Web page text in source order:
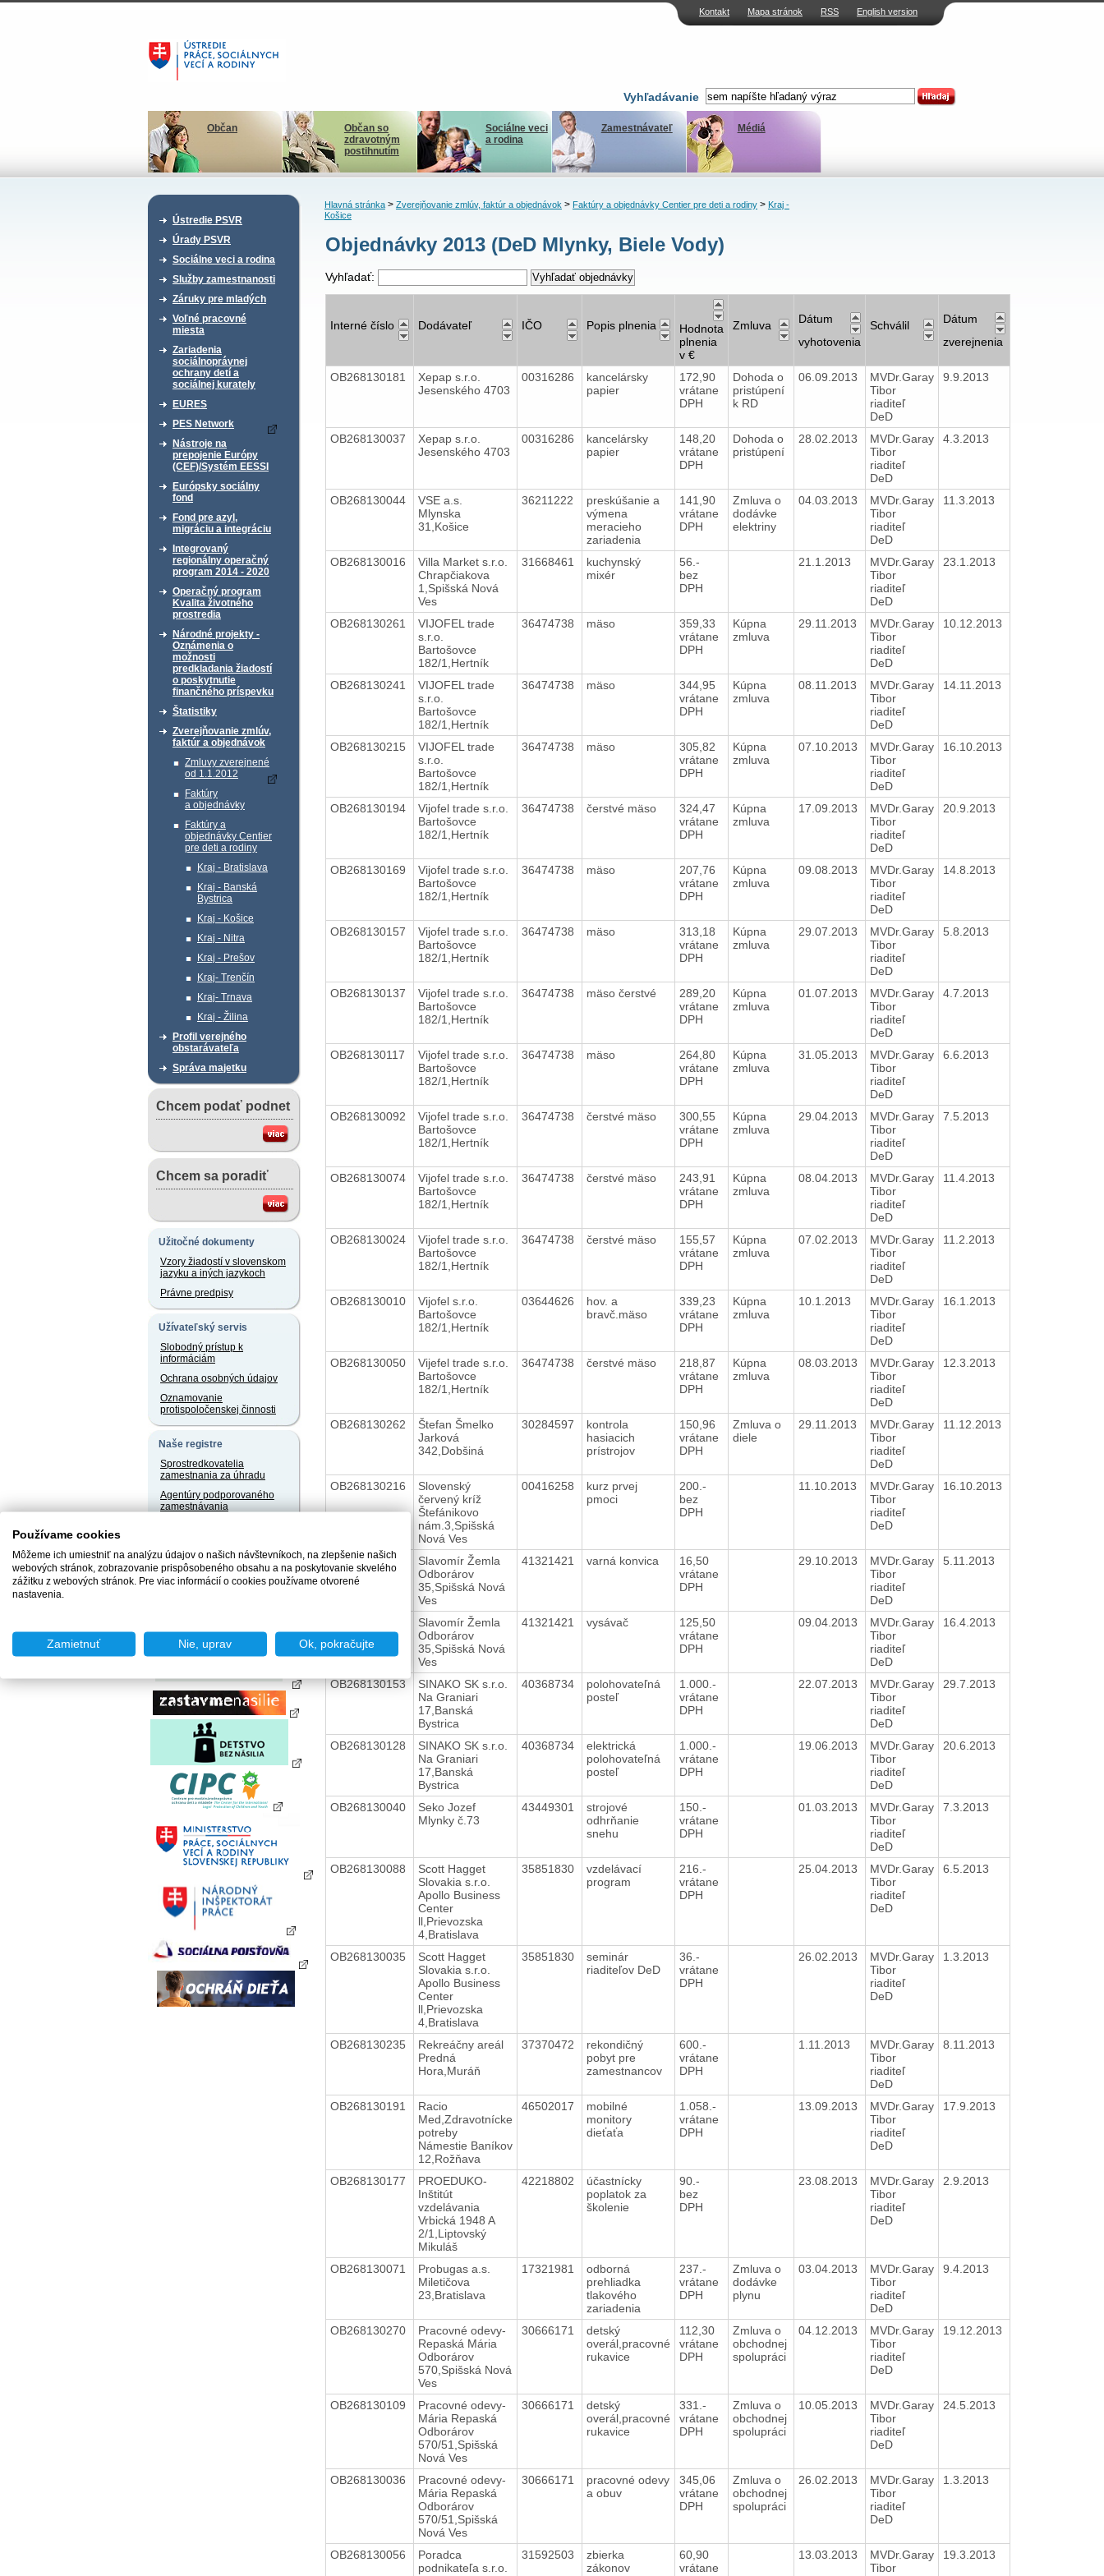
Kontakt Mapa stránok RSS English version
Vyhľadávanie
Občan
Občan so
zdravotným
postihnutím
Sociálne veci
a rodina
Zamestnávateľ Médiá
Ústredie PSVR
Úrady PSVR
Sociálne veci a rodina
Služby zamestnanosti
Záruky pre mladých
Voľné pracovné
miesta
Zariadenia
sociálnoprávnej
ochrany detí a
sociálnej kurately
EURES
PES Network
Nástroje na
prepojenie Európy
(CEF)/Systém EESSI
Európsky sociálny
fond
Fond pre azyl,
migráciu a integráciu
Integrovaný
regionálny operačný
program 2014 - 2020
Operačný program
Kvalita životného
prostredia
Národné projekty -
Oznámenia o
možnosti
predkladania žiadostí
o poskytnutie
finančného príspevku
Štatistiky
Zverejňovanie zmlúv,
faktúr a objednávok
Zmluvy zverejnené
od 1.1.2012
Faktúry
a objednávky
Faktúry a
objednávky Centier
pre deti a rodiny
Kraj - Bratislava
Kraj - Banská
Bystrica
Kraj - Košice
Kraj - Nitra
Kraj - Prešov
Kraj- Trenčín
Kraj- Trnava
Kraj - Žilina
Profil verejného
obstarávateľa
Správa majetku
Chcem podať podnet
Chcem sa poradiť
Užitočné dokumenty
Vzory žiadostí v slovenskom
jazyku a iných jazykoch
Právne predpisy
Užívateľský servis
Slobodný prístup k
informáciám
Ochrana osobných údajov
Oznamovanie
protispoločenskej činnosti
Naše registre
Sprostredkovatelia
zamestnania za úhradu
Agentúry podporovaného
zamestnávania
Sociálne podniky
Chránené dielne a
Hlavná stránka> Zverejňovanie zmlúv, faktúr a objednávok> Faktúry a objednávky Centier pre deti a rodiny> Kraj -
Košice
Objednávky 2013 (DeD Mlynky, Biele Vody)
Vyhľadať:
Interné číslo Dodávateľ IČO Popis plnenia
Hodnota
plnenia
v €
Zmluva
Dátum
vyhotovenia
Schválil
Dátum
zverejnenia
OB268130181
Xepap s.r.o.
Jesenského 4703
00316286
kancelársky
papier
172,90
vrátane
DPH
Dohoda o
pristúpení
k RD
06.09.2013
MVDr.Garay
Tibor
riaditeľ
DeD
9.9.2013
OB268130037
Xepap s.r.o.
Jesenského 4703
00316286
kancelársky
papier
148,20
vrátane
DPH
Dohoda o
pristúpení
28.02.2013
MVDr.Garay
Tibor
riaditeľ
DeD
4.3.2013
OB268130044
VSE a.s.
Mlynska
31,Košice
36211222
preskúšanie a
výmena
meracieho
zariadenia
141,90
vrátane
DPH
Zmluva o
dodávke
elektriny
04.03.2013
MVDr.Garay
Tibor
riaditeľ
DeD
11.3.2013
OB268130016
Villa Market s.r.o.
Chrapčiakova
1,Spišská Nová
Ves
31668461
kuchynský
mixér
56.-
bez
DPH
21.1.2013
MVDr.Garay
Tibor
riaditeľ
DeD
23.1.2013
OB268130261
VIJOFEL trade
s.r.o.
Bartošovce
182/1,Hertník
36474738 mäso
359,33
vrátane
DPH
Kúpna
zmluva
29.11.2013
MVDr.Garay
Tibor
riaditeľ
DeD
10.12.2013
OB268130241
VIJOFEL trade
s.r.o.
Bartošovce
182/1,Hertník
36474738 mäso
344,95
vrátane
DPH
Kúpna
zmluva
08.11.2013
MVDr.Garay
Tibor
riaditeľ
DeD
14.11.2013
OB268130215
VIJOFEL trade
s.r.o.
Bartošovce
182/1,Hertník
36474738 mäso
305,82
vrátane
DPH
Kúpna
zmluva
07.10.2013
MVDr.Garay
Tibor
riaditeľ
DeD
16.10.2013
OB268130194
Vijofel trade s.r.o.
Bartošovce
182/1,Hertník
36474738 čerstvé mäso
324,47
vrátane
DPH
Kúpna
zmluva
17.09.2013
MVDr.Garay
Tibor
riaditeľ
DeD
20.9.2013
OB268130169
Vijofel trade s.r.o.
Bartošovce
182/1,Hertník
36474738 mäso
207,76
vrátane
DPH
Kúpna
zmluva
09.08.2013
MVDr.Garay
Tibor
riaditeľ
DeD
14.8.2013
OB268130157
Vijofel trade s.r.o.
Bartošovce
182/1,Hertník
36474738 mäso
313,18
vrátane
DPH
Kúpna
zmluva
29.07.2013
MVDr.Garay
Tibor
riaditeľ
DeD
5.8.2013
OB268130137
Vijofel trade s.r.o.
Bartošovce
182/1,Hertník
36474738 mäso čerstvé
289,20
vrátane
DPH
Kúpna
zmluva
01.07.2013
MVDr.Garay
Tibor
riaditeľ
DeD
4.7.2013
OB268130117
Vijofel trade s.r.o.
Bartošovce
182/1,Hertník
36474738 mäso
264,80
vrátane
DPH
Kúpna
zmluva
31.05.2013
MVDr.Garay
Tibor
riaditeľ
DeD
6.6.2013
OB268130092
Vijofel trade s.r.o.
Bartošovce
182/1,Hertník
36474738 čerstvé mäso
300,55
vrátane
DPH
Kúpna
zmluva
29.04.2013
MVDr.Garay
Tibor
riaditeľ
DeD
7.5.2013
OB268130074
Vijofel trade s.r.o.
Bartošovce
182/1,Hertník
36474738 čerstvé mäso
243,91
vrátane
DPH
Kúpna
zmluva
08.04.2013
MVDr.Garay
Tibor
riaditeľ
DeD
11.4.2013
OB268130024
Vijofel trade s.r.o.
Bartošovce
182/1,Hertník
36474738 čerstvé mäso
155,57
vrátane
DPH
Kúpna
zmluva
07.02.2013
MVDr.Garay
Tibor
riaditeľ
DeD
11.2.2013
OB268130010
Vijofel s.r.o.
Bartošovce
182/1,Hertník
03644626
hov. a
bravč.mäso
339,23
vrátane
DPH
Kúpna
zmluva
10.1.2013
MVDr.Garay
Tibor
riaditeľ
DeD
16.1.2013
OB268130050
Vijefel trade s.r.o.
Bartošovce
182/1,Hertník
36474738 čerstvé mäso
218,87
vrátane
DPH
Kúpna
zmluva
08.03.2013
MVDr.Garay
Tibor
riaditeľ
DeD
12.3.2013
OB268130262
Štefan Šmelko
Jarková
342,Dobšiná
30284597
kontrola
hasiacich
prístrojov
150,96
vrátane
DPH
Zmluva o
diele
29.11.2013
MVDr.Garay
Tibor
riaditeľ
DeD
11.12.2013
OB268130216
Slovenský
červený kríž
Štefánikovo
nám.3,Spišská
Nová Ves
00416258
kurz prvej
pmoci
200.-
bez
DPH
11.10.2013
MVDr.Garay
Tibor
riaditeľ
DeD
16.10.2013
OB268130229
Slavomír Žemla
Odborárov
35,Spišská Nová
Ves
41321421 varná konvica
16,50
vrátane
DPH
29.10.2013
MVDr.Garay
Tibor
riaditeľ
DeD
5.11.2013
Slavomír Žemla
Odborárov
35,Spišská Nová
Ves
41321421 vysávač
125,50
vrátane
DPH
09.04.2013
MVDr.Garay
Tibor
riaditeľ
DeD
16.4.2013
OB268130153
SINAKO SK s.r.o.
Na Graniari
17,Banská
Bystrica
40368734
polohovateľná
posteľ
1.000.-
vrátane
DPH
22.07.2013
MVDr.Garay
Tibor
riaditeľ
DeD
29.7.2013
OB268130128
SINAKO SK s.r.o.
Na Graniari
17,Banská
Bystrica
40368734
elektrická
polohovateľná
posteľ
1.000.-
vrátane
DPH
19.06.2013
MVDr.Garay
Tibor
riaditeľ
DeD
20.6.2013
OB268130040
Seko Jozef
Mlynky č.73
43449301
strojové
odhrňanie
snehu
150.-
vrátane
DPH
01.03.2013
MVDr.Garay
Tibor
riaditeľ
DeD
7.3.2013
OB268130088
Scott Hagget
Slovakia s.r.o.
Apollo Business
Center
ll,Prievozska
4,Bratislava
35851830
vzdelávací
program
216.-
vrátane
DPH
25.04.2013
MVDr.Garay
Tibor
riaditeľ
DeD
6.5.2013
OB268130035
Scott Hagget
Slovakia s.r.o.
Apollo Business
Center
ll,Prievozska
4,Bratislava
35851830
seminár
riaditeľov DeD
36.-
vrátane
DPH
26.02.2013
MVDr.Garay
Tibor
riaditeľ
DeD
1.3.2013
OB268130235
Rekreáčny areál
Predná
Hora,Muráň
37370472
rekondičný
pobyt pre
zamestnancov
600.-
vrátane
DPH
1.11.2013
MVDr.Garay
Tibor
riaditeľ
DeD
8.11.2013
OB268130191
Racio
Med,Zdravotnícke
potreby
Námestie Baníkov
12,Rožňava
46502017
mobilné
monitory
dieťaťa
1.058.-
vrátane
DPH
13.09.2013
MVDr.Garay
Tibor
riaditeľ
DeD
17.9.2013
OB268130177
PROEDUKO-
Inštitút
vzdelávania
Vrbická 1948 A
2/1,Liptovský
Mikuláš
42218802
účastnícky
poplatok za
školenie
90.-
bez
DPH
23.08.2013
MVDr.Garay
Tibor
riaditeľ
DeD
2.9.2013
OB268130071
Probugas a.s.
Miletičova
23,Bratislava
17321981
odborná
prehliadka
tlakového
zariadenia
237.-
vrátane
DPH
Zmluva o
dodávke
plynu
03.04.2013
MVDr.Garay
Tibor
riaditeľ
DeD
9.4.2013
OB268130270
Pracovné odevy-
Repaská Mária
Odborárov
570,Spišská Nová
Ves
30666171
detský
overál,pracovné
rukavice
112,30
vrátane
DPH
Zmluva o
obchodnej
spolupráci
04.12.2013
MVDr.Garay
Tibor
riaditeľ
DeD
19.12.2013
OB268130109
Pracovné odevy-
Mária Repaská
Odborárov
570/51,Spišská
Nová Ves
30666171
detský
overál,pracovné
rukavice
331.-
vrátane
DPH
Zmluva o
obchodnej
spolupráci
10.05.2013
MVDr.Garay
Tibor
riaditeľ
DeD
24.5.2013
OB268130036
Pracovné odevy-
Mária Repaská
Odborárov
570/51,Spišská
Nová Ves
30666171
pracovné odevy
a obuv
345,06
vrátane
DPH
Zmluva o
obchodnej
spolupráci
26.02.2013
MVDr.Garay
Tibor
riaditeľ
DeD
1.3.2013
OB268130056
Poradca
podnikateľa s.r.o.
31592503
zbierka
zákonov
60,90
vrátane
13.03.2013
MVDr.Garay
Tibor
19.3.2013
Používame cookies
Môžeme ich umiestniť na analýzu údajov o našich návštevníkoch, na zlepšenie našich
webových stránok, zobrazovanie prispôsobeného obsahu a na poskytovanie skvelého
zážitku z webových stránok. Pre viac informácií o cookies používame otvorené
nastavenia.
Zamietnuť Nie, uprav Ok, pokračujte